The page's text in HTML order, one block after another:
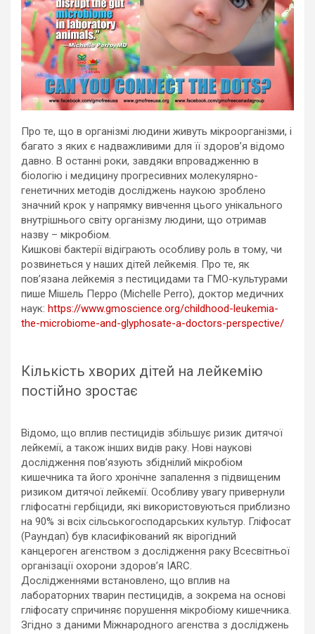
Про те, що в організмі людини живуть мікроорганізми, і
багато з яких є надважливими для її здоров’я відомо
давно. В останні роки, завдяки впровадженню в
біологію і медицину прогресивних молекулярно-
генетичних методів досліджень наукою зроблено
значний крок у напрямку вивчення цього унікального
внутрішнього світу організму людини, що отримав
назву – мікробіом.
Кишкові бактерії відіграють особливу роль в тому, чи
розвинеться у наших дітей лейкемія. Про те, як
пов’язана лейкемія з пестицидами та ГМО-культурами
пише Мішель Перро (Michelle Perro), доктор медичних
наук: https://www.gmoscience.org/childhood-leukemia-
the-microbiome-and-glyphosate-a-doctors-perspective/
Кількість хворих дітей на лейкемію
постійно зростає
Відомо, що вплив пестицидів збільшує ризик дитячої
лейкемії, а також інших видів раку. Нові наукові
дослідження пов’язують збіднілий мікробіом
кишечника та його хронічне запалення з підвищеним
ризиком дитячої лейкемії. Особливу увагу привернули
гліфосатні гербіциди, які використовуються приблизно
на 90% зі всіх сільськогосподарських культур. Гліфосат
(Раундап) був класифікований як вірогідний
канцероген агенством з дослідження раку Всесвітньої
організації охорони здоров’я IARC.
Дослідженнями встановлено, що вплив на
лабораторних тварин пестицидів, а зокрема на основі
гліфосату спричиняє порушення мікробіому кишечника.
Згідно з даними Міжнародного агенства з досліджень